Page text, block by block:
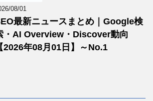
08/01
最新ニュースまとめ｜Google検
・AI Overview・Discover動向
【2026年08月01日】～No.1